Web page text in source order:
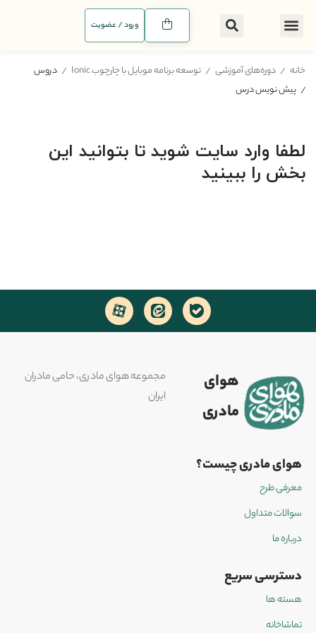
ورود / عضویت
خانه دوره‌های آموزشی توسعه برنامه موبایل با چارچوب Ionic
دروس
پیش نویس درس
لطفا وارد سایت شوید تا بتوانید این
بخش را ببینید
هوای
مادری
مجموعه هوای مادری، حامی مادران
ایران
هوای مادری چیست؟
معرفی طرح
سوالات متداول
درباره ما
دسترسی سریع
هسته ها
تماشاخانه